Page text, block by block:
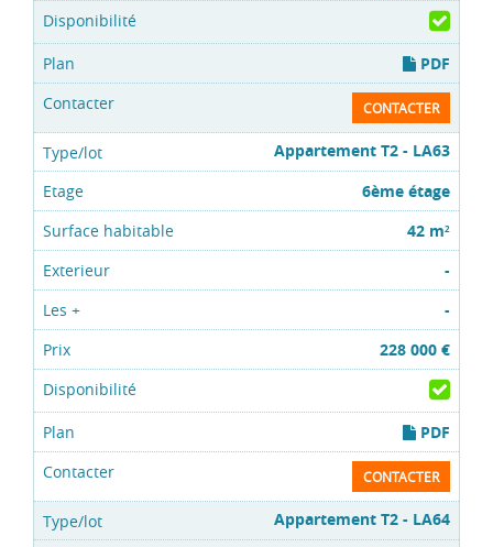
PDF
CONTACTER
Appartement T2 - LA63
6ème étage
42 m2
-
-
228 000 €
PDF
CONTACTER
Appartement T2 - LA64